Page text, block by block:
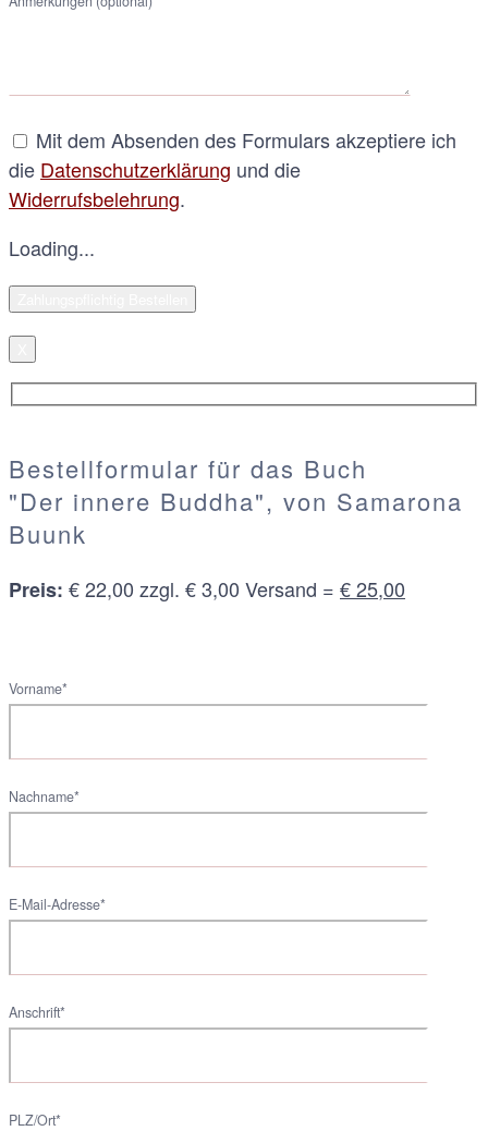
Mit dem Absenden des Formulars akzeptiere ich
die Datenschutzerklärung und die
Widerrufsbelehrung.
Loading...
Bestellformular für das Buch
"Der innere Buddha", von Samarona
Buunk
Preis: € 22,00 zzgl. € 3,00 Versand = € 25,00
Vorname*
Nachname*
E-Mail-Adresse*
Anschrift*
PLZ/Ort*